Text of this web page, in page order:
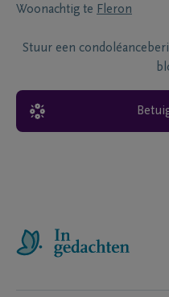
Woonachtig te Fleron
Stuur een